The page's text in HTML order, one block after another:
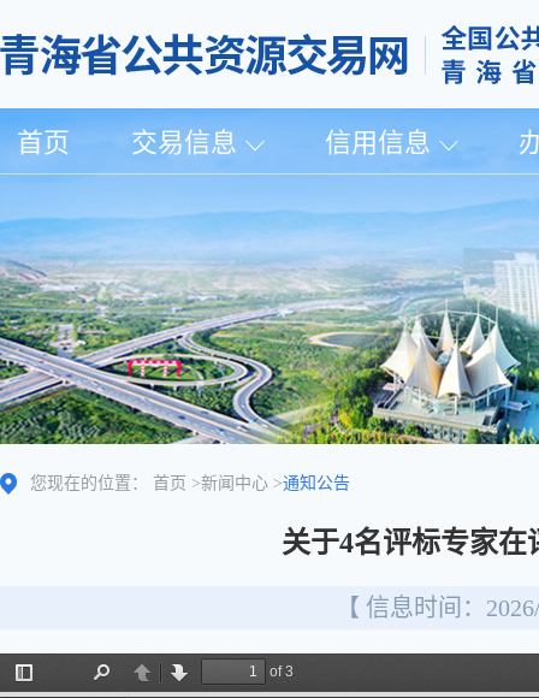
首页 交易信息 信用信息
您现在的位置： 首页 >新闻中心 >通知公告
关于4名评标专家
【 信息时间：